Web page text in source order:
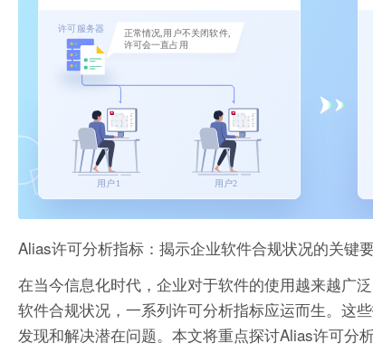
Alias许可分析指标：揭示企业软件合规状况的关键
在当今信息化时代，企业对于软件的使用越来越广
软件合规状况，一系列许可分析指标应运而生。这
发现和解决潜在问题。本文将重点探讨Alias许可分